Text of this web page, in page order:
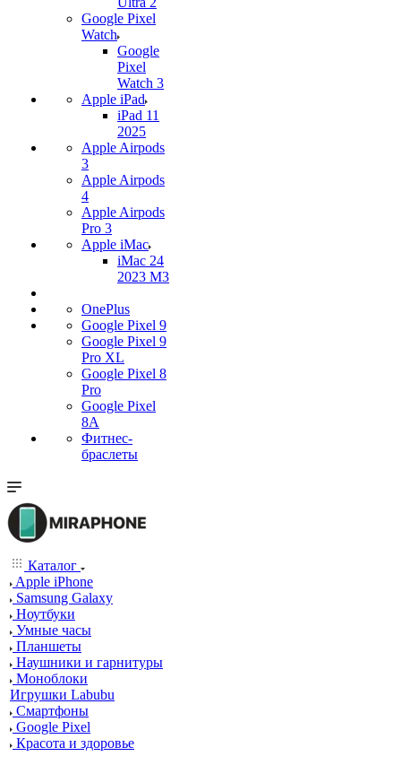
Google Pixel
Watch
Google
Pixel
Watch 3
Apple iPad
iPad 11
2025
Apple Airpods
3
Apple Airpods
4
Apple Airpods
Pro 3
Apple iMac
iMac 24
2023 M3
OnePlus
Google Pixel 9
Google Pixel 9
Pro XL
Google Pixel 8
Pro
Google Pixel
8A
Фитнес-
браслеты
Каталог
Apple iPhone
Samsung Galaxy
Ноутбуки
Умные часы
Планшеты
Наушники и гарнитуры
Моноблоки
Игрушки Labubu
Смартфоны
Google Pixel
Красота и здоровье